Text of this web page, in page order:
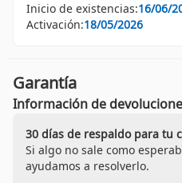
Inicio de existencias:16/06/
Activación:18/05/2026
Garantía
Información de
30 días de respaldo para tu
Si algo no sale como
ayudamos a resolverlo.